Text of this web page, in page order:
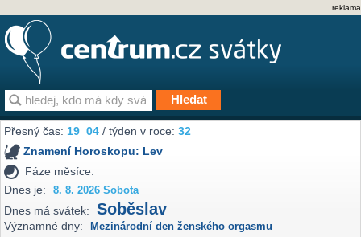
reklama
Přesný čas:19 04 / týden v roce:32
Znamení Horoskopu: Lev
Fáze měsíce:
Dnes je:
8. 8. 2026 Sobota
Dnes má svátek: Soběslav
Významné dny: Mezinárodní den ženského orgasmu